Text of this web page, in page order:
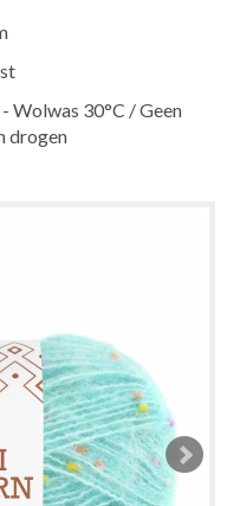
Wolwas 30°C / Geen
drogen